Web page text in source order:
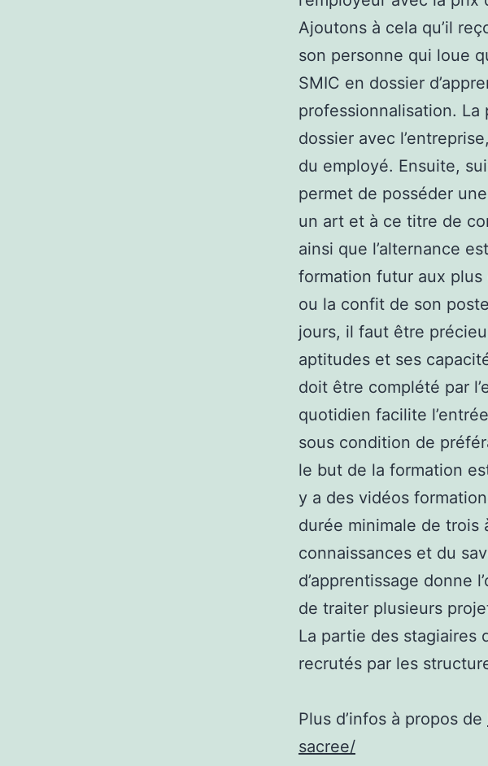
Ajoutons à cela qu’il
son personne qui loue
SMIC en dossier
professionnalisation. La
dossier avec
du employé. Ensuite,
permet de posséder
un art et à ce titre de
ainsi que l’alternance
formation futur aux
ou la confit de son
jours, il faut être
aptitudes et ses
doit être complété par
quotidien facilite
sous condition de
le but de la formation
y a des vidéos
durée minimale de trois
connaissances et du
d’apprentissage donne
de traiter plusieurs
La partie des stagiaires
recrutés par les
Plus d’infos à propos de
sacree/